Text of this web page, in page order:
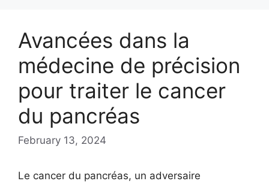
Avancées dans la
médecine de précision
pour traiter le cancer
du pancréas
February 13, 2024
Le cancer du pancréas, un adversaire